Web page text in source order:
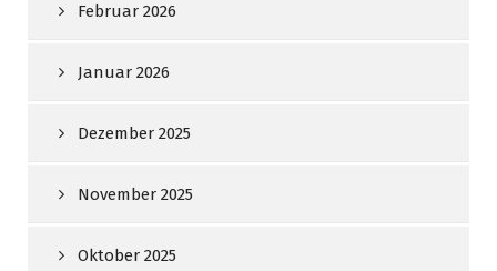
Februar 2026
Januar 2026
Dezember 2025
November 2025
Oktober 2025